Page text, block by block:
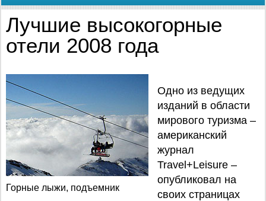
Лучшие высокогорные
отели 2008 года
Горные лыжи, подъемник
Одно из ведущих
изданий в области
мирового туризма –
американский
журнал
Travel+Leisure –
опубликовал на
своих страницах